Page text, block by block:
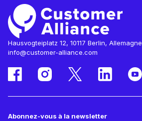
Hausvogteiplatz 12, 10117 Berlin, Allemagne
info@customer-alliance.com
Abonnez-vous à la newsletter